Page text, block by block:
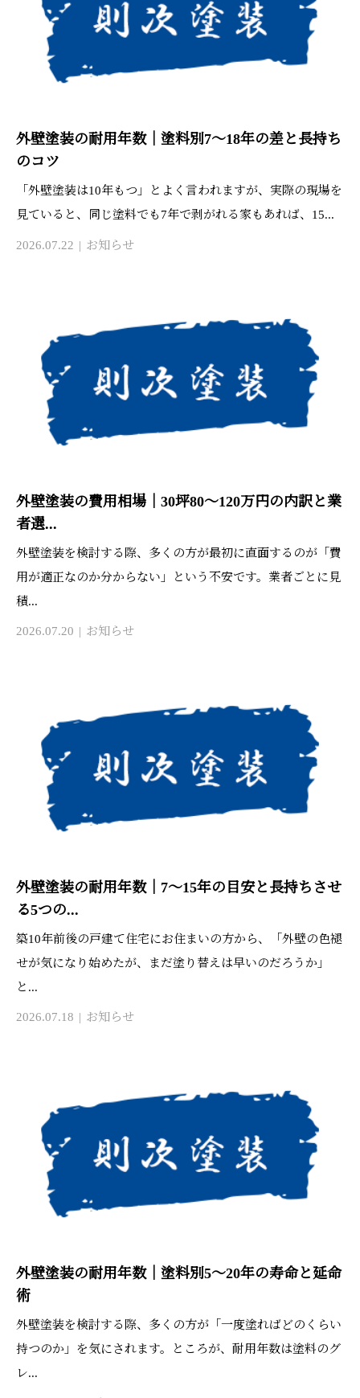
外壁塗装の耐用年数｜塗料別7〜18年の差と長持ち
のコツ
「外壁塗装は10年もつ」とよく言われますが、実際の現場を
見ていると、同じ塗料でも7年で剥がれる家もあれば、15...
2026.07.22 お知らせ
外壁塗装の費用相場｜30坪80〜120万円の内訳と業
者選...
外壁塗装を検討する際、多くの方が最初に直面するのが「費
用が適正なのか分からない」という不安です。業者ごとに見
積...
2026.07.20 お知らせ
外壁塗装の耐用年数｜7〜15年の目安と長持ちさせ
る5つの...
築10年前後の戸建て住宅にお住まいの方から、「外壁の色褪
せが気になり始めたが、まだ塗り替えは早いのだろうか」
と...
2026.07.18 お知らせ
外壁塗装の耐用年数｜塗料別5〜20年の寿命と延命
術
外壁塗装を検討する際、多くの方が「一度塗ればどのくらい
持つのか」を気にされます。ところが、耐用年数は塗料のグ
レ...